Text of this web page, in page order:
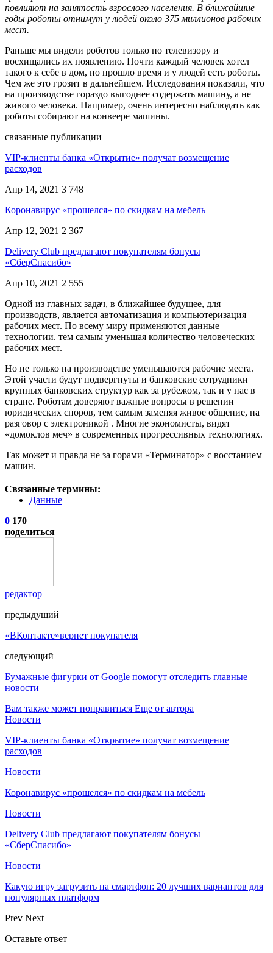
повлияют на занятость взрослого населения. В ближайшие
годы роботы отнимут у людей около 375 миллионов рабочих
мест.
Раньше мы видели роботов только по телевизору и
восхищались их появлению. Почти каждый человек хотел
такого к себе в дом, но прошло время и у людей есть роботы.
Чем же это грозит в дальнейшем. Исследования показали, что
на производстве гораздо выгоднее содержать машину, а не
живого человека. Например, очень интересно наблюдать как
роботы собирают на конвеере машины.
связанные публикации
VIP-клиенты банка «Открытие» получат возмещение
расходов
Апр 14, 2021 3 748
Коронавирус «прошелся» по скидкам на мебель
Апр 12, 2021 2 367
Delivery Club предлагают покупателям бонусы
«СберСпасибо»
Апр 10, 2021 2 555
Одной из главных задач, в ближайшее будущее, для
производств, является автоматизация и компьютеризация
рабочих мест. По всему миру применяются данные
технологии. тем самым уменьшая количество человеческих
рабочих мест.
Но не только на производстве уменьшаются рабочие места.
Этой участи будут подвергнуты и банковские сотрудники
крупных банковских структур как за рубежом, так и у нас в
стране. Роботам доверяют важные вопросы в решении
юридических споров, тем самым заменяя живое общение, на
разговор с электроникой . Многие экономисты, видят
«домоклов меч» в современных прогрессивных технологиях.
Так может и правда не за горами «Терминатор» с восстанием
машин.
Связанные термины:
Данные
0 170
поделиться
редактор
предыдущий
«ВКонтакте»вернет покупателя
следующий
Бумажные фигурки от Google помогут отследить главные
новости
Вам также может понравиться Еще от автора
Новости
VIP-клиенты банка «Открытие» получат возмещение
расходов
Новости
Коронавирус «прошелся» по скидкам на мебель
Новости
Delivery Club предлагают покупателям бонусы
«СберСпасибо»
Новости
Какую игру загрузить на смартфон: 20 лучших вариантов для
популярных платформ
Prev Next
Оставьте ответ